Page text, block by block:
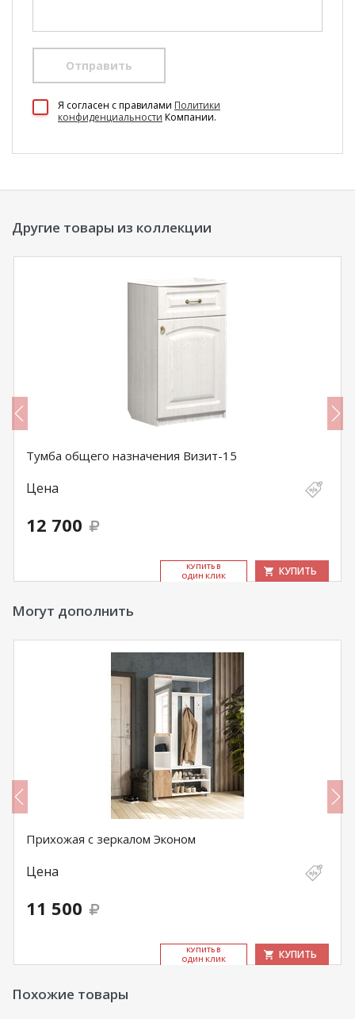
Отправить
Я согласен c правилами Политики
конфиденциальности Компании.
Другие товары из коллекции
Тумба общего назначения Визит-15
Цена
12 700
КУ­ПИТЬ В
ОДИН КЛИК
КУПИТЬ
Могут дополнить
Прихожая с зеркалом Эконом
Цена
11 500
КУ­ПИТЬ В
ОДИН КЛИК
КУПИТЬ
Похожие товары